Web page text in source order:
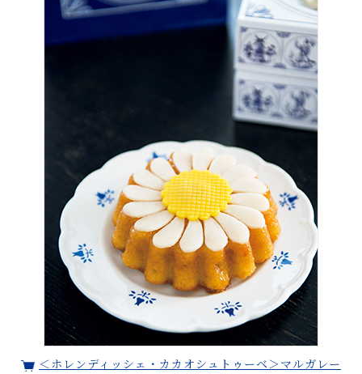
＜ホレンディッシェ・カカオシュトゥーベ＞マルガレー